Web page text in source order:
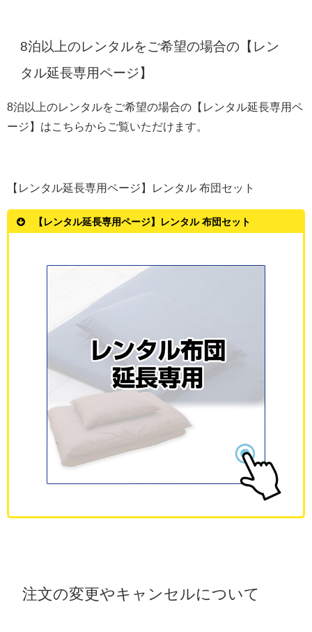
8泊以上のレンタルをご希望の場合の【レン
タル延長専用ページ】
8泊以上のレンタルをご希望の場合の【レンタル延長専用ペ
ージ】はこちらからご覧いただけます。
【レンタル延長専用ページ】レンタル 布団セット
【レンタル延長専用ページ】レンタル 布団セット
注文の変更やキャンセルについて